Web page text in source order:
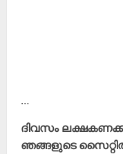
…
ദിവസം
ഞങ്ങളുടെ